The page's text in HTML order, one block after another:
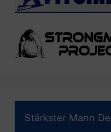
Stärkster Mann